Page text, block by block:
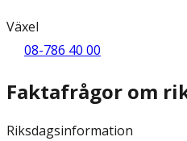
Växel
08-786 40 00
Faktafrågor om
Riksdagsinformation